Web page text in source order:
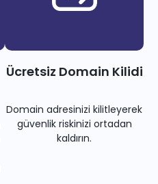
Ücretsiz Domain Kilidi
Domain adresinizi kilitleyerek
güvenlik riskinizi ortadan
kaldırın.